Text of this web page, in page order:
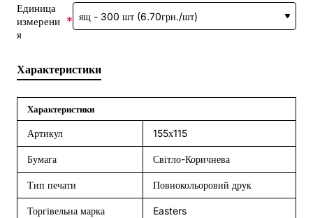
Единица
измерени
я
Характеристики
Характеристики
Артикул 155х115
Бумага Світло-Коричнева
Тип печати Повнокольоровий друк
Торгівельна марка Easters